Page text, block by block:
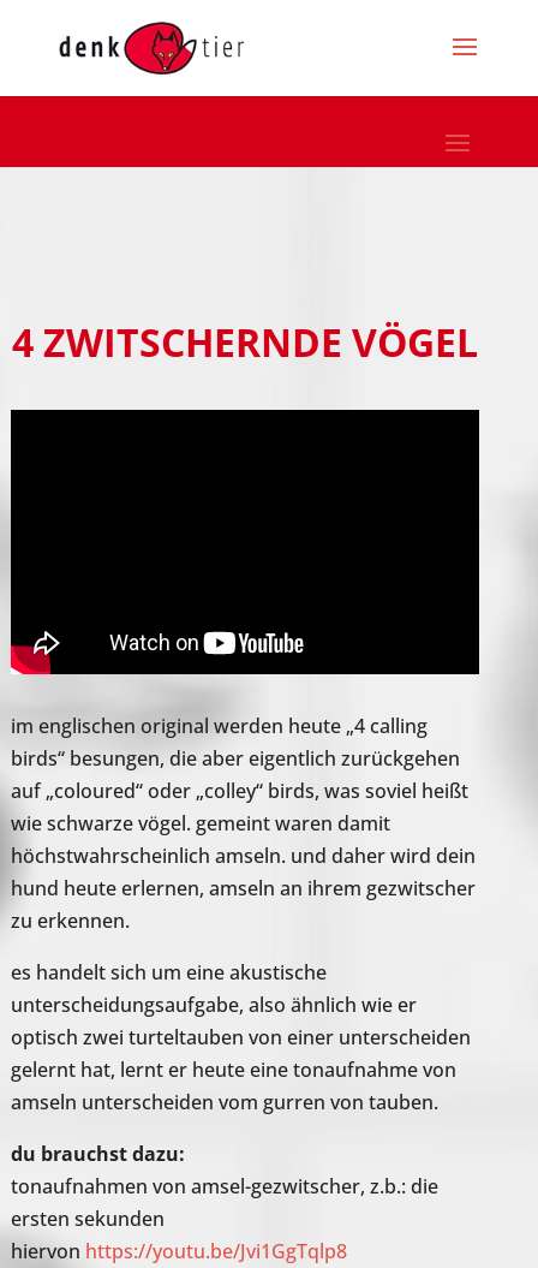
4 ZWITSCHERNDE VÖGEL
im englischen original werden heute „4 calling
birds“ besungen, die aber eigentlich zurückgehen
auf „coloured“ oder „colley“ birds, was soviel heißt
wie schwarze vögel. gemeint waren damit
höchstwahrscheinlich amseln. und daher wird dein
hund heute erlernen, amseln an ihrem gezwitscher
zu erkennen.
es handelt sich um eine akustische
unterscheidungsaufgabe, also ähnlich wie er
optisch zwei turteltauben von einer unterscheiden
gelernt hat, lernt er heute eine tonaufnahme von
amseln unterscheiden vom gurren von tauben.
du brauchst dazu:
tonaufnahmen von amsel-gezwitscher, z.b.: die
ersten sekunden
hiervon https://youtu.be/Jvi1GgTqlp8